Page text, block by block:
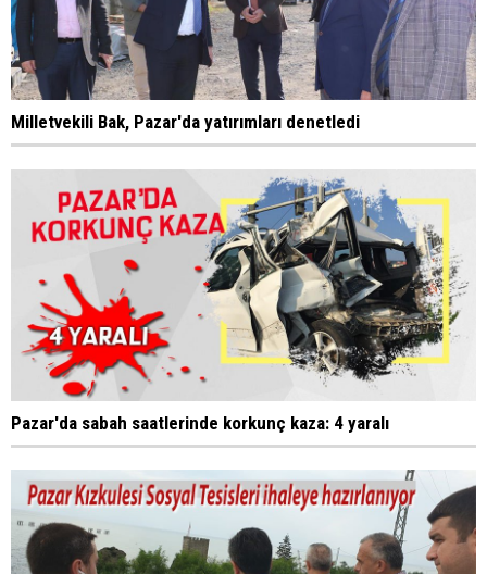
Milletvekili Bak, Pazar'da yatırımları denetledi
Pazar'da sabah saatlerinde korkunç kaza: 4 yaralı